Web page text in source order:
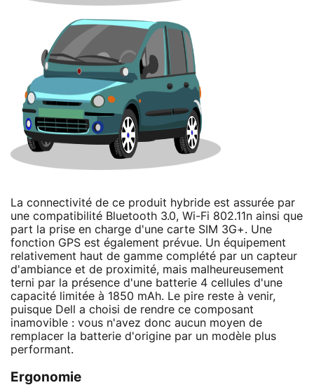
La connectivité de ce produit hybride est assurée par
une compatibilité Bluetooth 3.0, Wi-Fi 802.11n ainsi que
part la prise en charge d'une carte SIM 3G+. Une
fonction GPS est également prévue. Un équipement
relativement haut de gamme complété par un capteur
d'ambiance et de proximité, mais malheureusement
terni par la présence d'une batterie 4 cellules d'une
capacité limitée à 1850 mAh. Le pire reste à venir,
puisque Dell a choisi de rendre ce composant
inamovible : vous n'avez donc aucun moyen de
remplacer la batterie d'origine par un modèle plus
performant.
Ergonomie